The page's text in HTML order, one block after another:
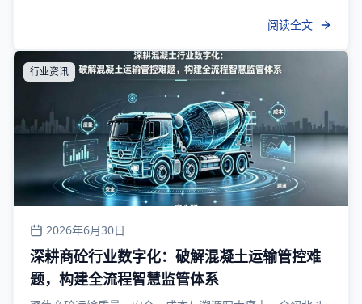
阅读全文
行业资讯
2026年6月30日
深耕商砼行业数字化：破解混凝土运输管控难
题，构建全流程智慧监管体系